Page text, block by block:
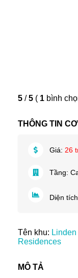
5 / 5 ( 1 bình
THÔNG TIN
Giá: 26
Tầng:
Diện
Tên khu: Linden
Residences
MÔ TẢ